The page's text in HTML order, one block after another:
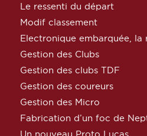
Le ressenti du départ
Modif classement
Electronique embarquée,
Gestion des Clubs
Gestion des clubs TDF
Gestion des coureurs
Gestion des Micro
Fabrication d’un foc de
Un nouveau Proto Lucas